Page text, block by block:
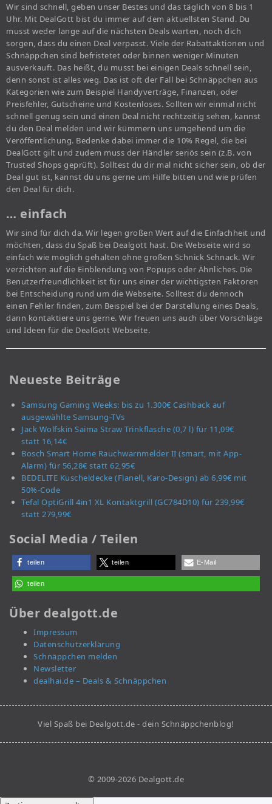
Wir sind schnell, geben unser Bestes und das täglich von 8 bis 1
Uhr. Mit DealGott bist du immer auf dem aktuellsten Stand. Du
musst weder lange auf die nächsten Deals warten, noch dich
sorgen, dass du einen Deal verpasst. Viele der Rabattaktionen und
Schnäppchen sind befristetet oder binnen weniger Minuten
ausverkauft. Das heißt, du musst bei einigen Deals schnell sein,
denn sonst ist alles weg. Das ist oft der Fall bei Schnäppchen aus
Kategorien wie zum Beispiel Handyverträge, Finanzen, oder
Preisfehler, Gutscheine und Kostenloses. Sollten wir einmal nicht
schnell genug sein und einen Deal nicht rechtzeitig sehen, kannst
du den Deal melden und wir kümmern uns umgehend um die
Veröffentlichung. Bedenke dabei immer die 10% Regel, die bei
DealGott gilt und zudem muss der Händler seriös sein (z.B. von
Trusted Shops geprüft). Solltest du dir mal nicht sicher sein, ob der
Deal gut ist, kannst du uns gerne um Hilfe bitten und wie prüfen
den Deal für dich.
… einfach
Wir sind für dich da. Wir legen großen Wert auf die Einfachheit und
möchten, dass du Spaß bei Dealgott hast. Die Webseite wird so
einfach wie möglich gehalten ohne großen Schnick Schnack. Wir
verzichten auf die Einblendung von Popups oder Ähnliches. Die
Benutzerfreundlichkeit ist für uns einer der wichtigsten Faktoren
bei Entscheidung rund um die Webseite. Solltest du dennoch
einen Fehler finden, zum Beispiel bei der Darstellung eines Deals,
dann kontaktiere uns gerne. Wir freuen uns auch über Vorschläge
und Ideen für die DealGott Webseite.
Neueste Beiträge
Samsung Gaming Weeks: bis zu 1.300€ Cashback auf
ausgewählte Samsung-TVs
Jack Wolfskin Saima Straw Trinkflasche (0,7 l) für 11,09€
statt 16,14€
Bosch Smart Home Rauchwarnmelder II (smart, mit App-
Alarm) für 56,28€ statt 62,95€
BEDELITE Kuscheldecke (Flanell, Karo-Design) ab 6,99€ mit
50%-Code
Tefal OptiGrill 4in1 XL Kontaktgrill (GC784D10) für 239,99€
statt 279,99€
Social Media / Teilen
teilen teilen E-Mail
teilen
Über dealgott.de
Impressum
Datenschutzerklärung
Schnäppchen melden
Newsletter
dealhai.de – Deals & Schnäppchen
Viel Spaß bei Dealgott.de - dein Schnäppchenblog!
© 2009-2026 Dealgott.de